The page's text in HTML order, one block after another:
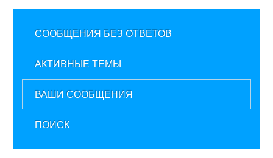
СООБЩЕНИЯ БЕЗ ОТВЕТОВ
АКТИВНЫЕ ТЕМЫ
ВАШИ СООБЩЕНИЯ
ПОИСК